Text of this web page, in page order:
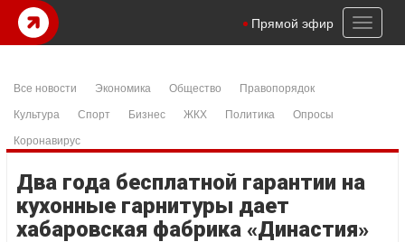
Toggle
Прямой эфир
Все новости Экономика Общество
Правопорядок
Культура
Спорт Бизнес ЖКХ Политика
Опросы
Коронавирус
Два года бесплатной гарантии на
кухонные гарнитуры дает
хабаровская фабрика «Династия»